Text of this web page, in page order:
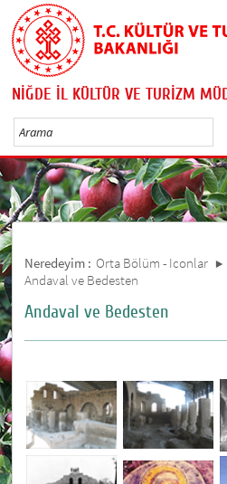
NİĞDE İL KÜLTÜR VE TURİZM
Neredeyim : Orta Bölüm - Iconlar
Andaval ve Bedesten
Andaval ve Bedesten